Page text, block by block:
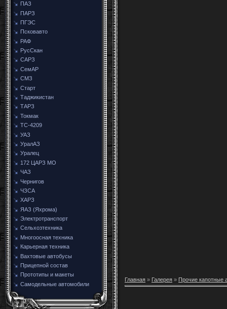
ПАЗ
ПАРЗ
ПГЭС
Псковавто
РАФ
РусСкан
САРЗ
СемАР
СМЗ
Старт
Таджикистан
ТАРЗ
Токмак
ТС-4209
УАЗ
УралАЗ
Уралец
172 ЦАРЗ МО
ЧАЗ
Чернигов
ЧЗСА
ХАРЗ
ЯАЗ (Яхрома)
Электротранспорт
Сельхозтехника
Многоосная техника
Карьерная техника
Вахтовые автобусы
Прицепной состав
Прототипы и макеты
Самодельные автомобили
Главная » Галерея » Прочие капотные